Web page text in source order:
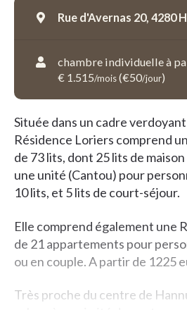
Rue d'Avernas 20, 4280
chambre individuelle à
€ 1.515/mois(€50/jour)
Située dans un cadre
Résidence Loriers comprend
de 73 lits, dont 25 lits de
une unité (Cantou) pour
10 lits, et 5 lits de court-séjour.
Elle comprend également une
de 21 appartements pour
ou en couple. A partir de 1225
Très proche du centre de